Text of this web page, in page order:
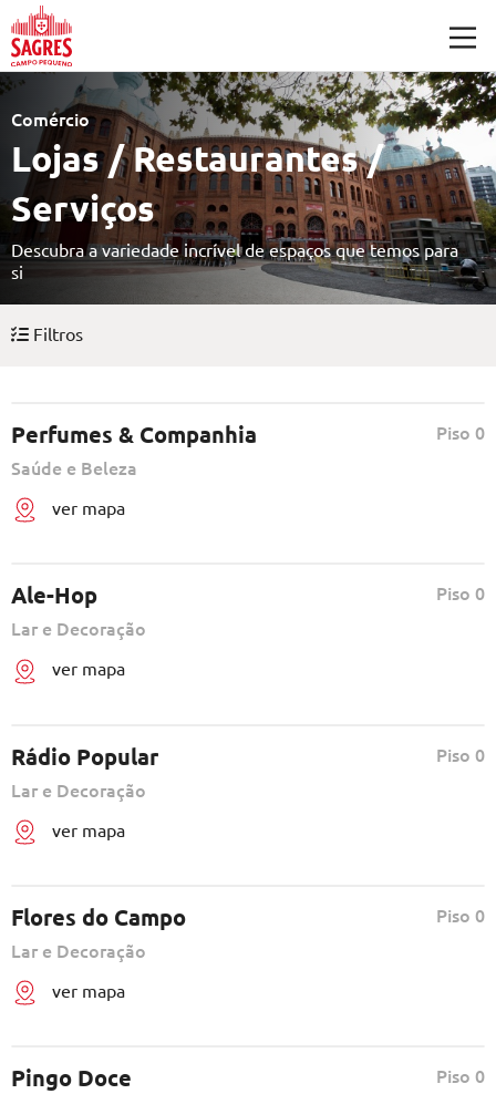
Saltar para o conteúdo principal
Comércio
Lojas / Restaurantes /
Serviços
Descubra a variedade incrível de espaços que temos para
si
Filtros
Perfumes & Companhia
Piso 0
Saúde e Beleza
ver mapa
Ale-Hop
Piso 0
Lar e Decoração
ver mapa
Rádio Popular
Piso 0
Lar e Decoração
ver mapa
Flores do Campo
Piso 0
Lar e Decoração
ver mapa
Pingo Doce
Piso 0